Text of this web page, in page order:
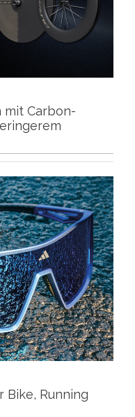
mit Carbon-
Running